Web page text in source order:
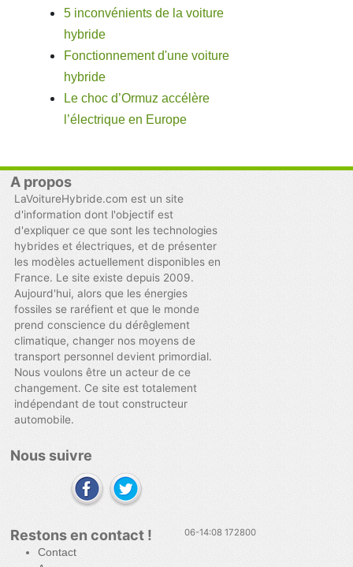
5 inconvénients de la voiture
hybride
Fonctionnement d'une voiture
hybride
Le choc d’Ormuz accélère
l’électrique en Europe
A propos
LaVoitureHybride.com est un site
d'information dont l'objectif est
d'expliquer ce que sont les technologies
hybrides et électriques, et de présenter
les modèles actuellement disponibles en
France. Le site existe depuis 2009.
Aujourd'hui, alors que les énergies
fossiles se raréfient et que le monde
prend conscience du dérêglement
climatique, changer nos moyens de
transport personnel devient primordial.
Nous voulons être un acteur de ce
changement. Ce site est totalement
indépendant de tout constructeur
automobile.
Nous suivre
Restons en contact !
Contact
06-14:08 172800